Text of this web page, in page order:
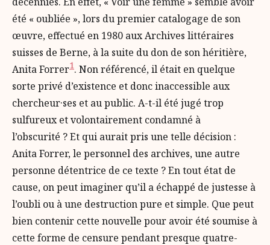
été « oubliée », lors du premier catalogage de son
œuvre, effectué en 1980 aux Archives littéraires
suisses de Berne, à la suite du don de son héritière,
Anita Forrer1. Non référencé, il était en quelque
sorte privé d’existence et donc inaccessible aux
chercheur·ses et au public. A-t-il été jugé trop
sulfureux et volontairement condamné à
l’obscurité ? Et qui aurait pris une telle décision :
Anita Forrer, le personnel des archives, une autre
personne détentrice de ce texte ? En tout état de
cause, on peut imaginer qu’il a échappé de justesse à
l’oubli ou à une destruction pure et simple. Que peut
bien contenir cette nouvelle pour avoir été soumise à
cette forme de censure pendant presque quatre-